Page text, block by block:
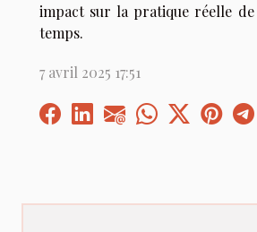
impact sur la pratique réelle
temps.
7 avril 2025 17:51